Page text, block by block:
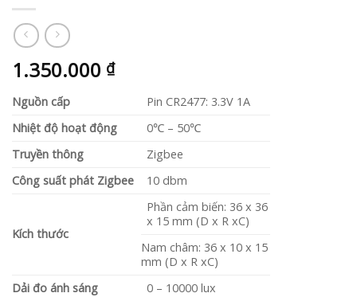
1.350.000 ₫
Nguồn cấp
Pin CR2477: 3.3V 1A
Nhiệt độ hoạt động
0℃ – 50℃
Truyền thông
Zigbee
Công suất phát Zigbee
10 dbm
Kích thước
Phần cảm biến: 36 x 36
x 15 mm (D x R xC)
Nam châm: 36 x 10 x 15
mm (D x R xC)
Dải đo ánh sáng
0 – 10000 lux